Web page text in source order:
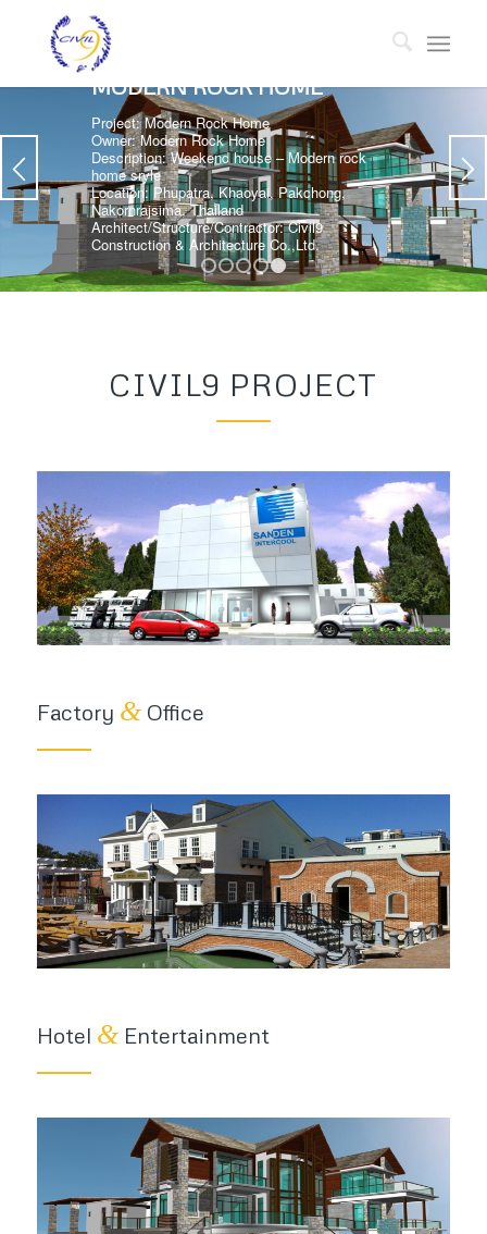
MODERN ROCK HOME
Project: Modern Rock Home
Owner: Modern Rock Home
Description: Weekend house – Modern rock
home sryle
Location: Phupatra, Khaoyai, Pakchong,
Nakornrajsima, Thailand
Architect/Structure/Contractor: Civil9
Construction & Architecture Co.,Ltd.
1 2 3 4 5
CIVIL9 PROJECT
Factory &Office
Hotel &Entertainment